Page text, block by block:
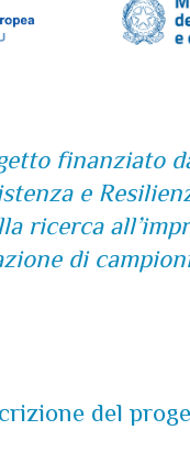
finanziato
e
ricerca
di
del